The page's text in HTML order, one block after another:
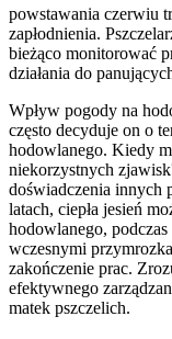
powstawania czerwiu
zapłodnienia.
bieżąco monitorować
działania do
Wpływ pogody na
często decyduje on o
hodowlanego. Kiedy
niekorzystnych
doświadczenia innych
latach, ciepła jesień
hodowlanego,
wczesnymi
zakończenie prac.
efektywnego
matek pszczelich.